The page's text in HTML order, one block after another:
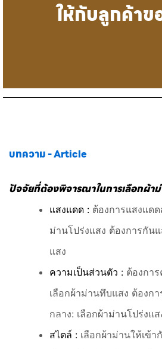
ให้กับลูกค้าข
บทความ - Article
ปัจจัยที่ต้องพิจารณาในการเลือกผ้า
แสงแดด : ต้องการแสงแดด
ม่านโปร่งแสง ต้องการกัน
แสง
ความเป็นส่วนตัว : ต้องกา
เลือกผ้าม่านทึบแสง ต้องก
กลาง: เลือกผ้าม่านโปร่งแส
สไตล์ : เลือกผ้าม่านให้เข้